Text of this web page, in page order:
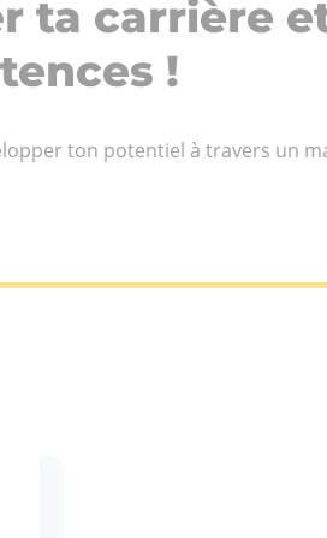
ta carrière
!
ton potentiel à travers un